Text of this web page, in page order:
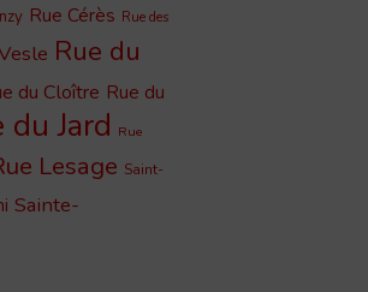
Rue Cérès Rue des
Rue du
du Cloître Rue du
du Jard Rue
Lesage Saint-
Sainte-